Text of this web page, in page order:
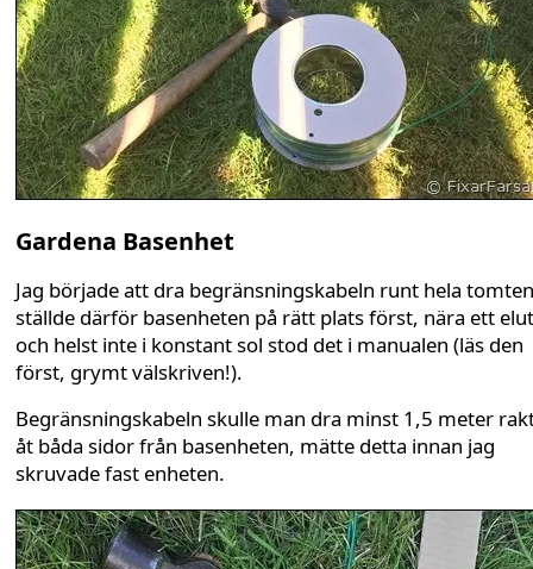
Gardena Basenhet
Jag började att dra begränsningskabeln runt hela
ställde därför basenheten på rätt plats först, nära ett
och helst inte i konstant sol stod det i manualen (läs den
först, grymt välskriven!).
Begränsningskabeln skulle man dra minst 1,5 meter
åt båda sidor från basenheten, mätte detta innan jag
skruvade fast enheten.